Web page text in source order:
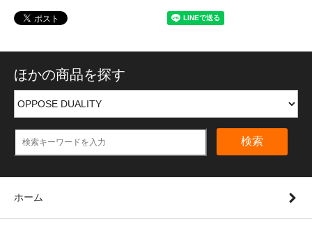
ほかの商品を探す
検索
ホーム